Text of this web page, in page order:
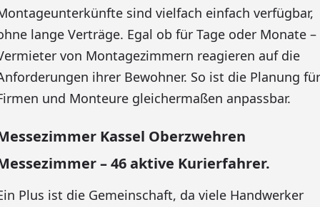
sind vielfach einfach verfügbar,
lange Verträge. Egal ob für Tage oder Monate –
von Montagezimmern reagieren auf die
ihrer Bewohner. So ist die Planung für
und Monteure gleichermaßen anpassbar.
Kassel Oberzwehren
– 46 aktive Kurierfahrer.
Plus ist die Gemeinschaft, da viele Handwerker